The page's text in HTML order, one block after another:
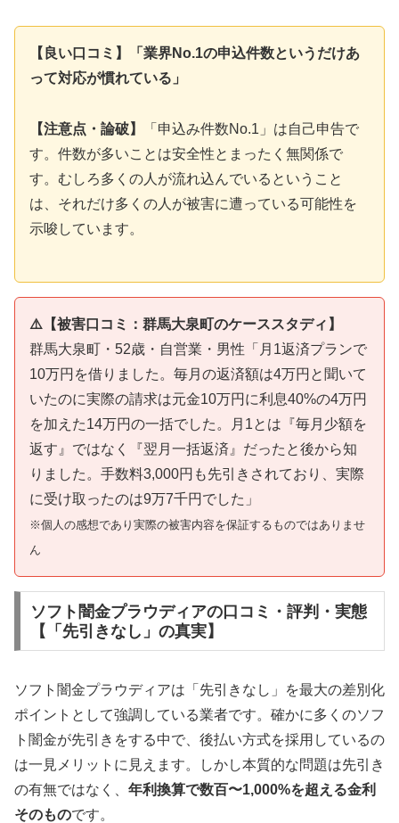
【良い口コミ】「業界No.1の申込件数というだけあ
って対応が慣れている」
【注意点・論破】
「申込み件数No.1」は自己申告で
す。件数が多いことは安全性とまったく無関係で
す。むしろ多くの人が流れ込んでいるということ
は、それだけ多くの人が被害に遭っている可能性を
示唆しています。
⚠️【被害口コミ：群馬大泉町のケーススタディ】
群馬大泉町・52歳・自営業・男性「月1返済プランで
10万円を借りました。毎月の返済額は4万円と聞いて
いたのに実際の請求は元金10万円に利息40%の4万円
を加えた14万円の一括でした。月1とは『毎月少額を
返す』ではなく『翌月一括返済』だったと後から知
りました。手数料3,000円も先引きされており、実際
に受け取ったのは9万7千円でした」
※個人の感想であり実際の被害内容を保証するものではありませ
ん
ソフト闇金プラウディアの口コミ・評判・実態
【「先引きなし」の真実】
ソフト闇金プラウディアは「先引きなし」を最大の差別化
ポイントとして強調している業者です。確かに多くのソフ
ト闇金が先引きをする中で、後払い方式を採用しているの
は一見メリットに見えます。しかし本質的な問題は先引き
の有無ではなく、 年利換算で数百〜1,000%を超える金利
そのものです。